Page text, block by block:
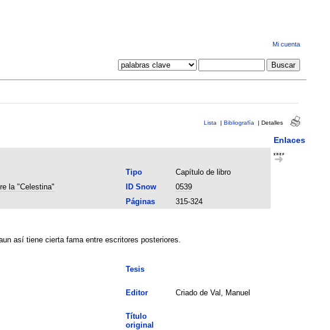
Mi cuenta
Lista | Bibliografía | Detalles
Enlaces
Tipo
Capítulo de libro
la "Celestina" ID Snow
0539
Páginas
315-324
así tiene cierta fama entre escritores posteriores.
Tesis
Editor Criado de Val, Manuel
Título
original